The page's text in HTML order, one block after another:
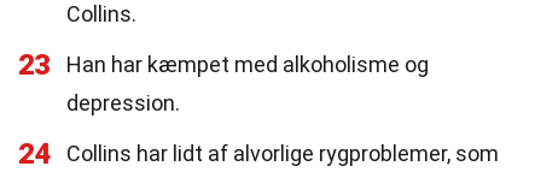
Collins.
23
Han har kæmpet med alkoholisme og
depression.
24
Collins har lidt af alvorlige rygproblemer, som